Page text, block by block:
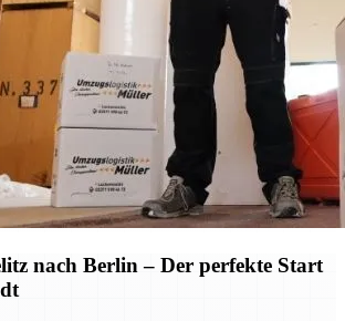
nach Berlin – Der perfekte Start